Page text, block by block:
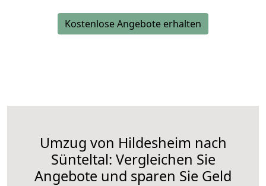
Kostenlose Angebote erhalten
Umzug von Hildesheim nach
Sünteltal: Vergleichen Sie
Angebote und sparen Sie Geld